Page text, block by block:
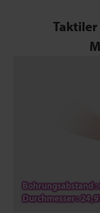
Taktiler